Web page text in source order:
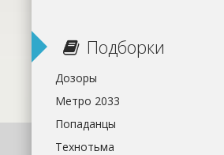
Подборки
Дозоры
Метро 2033
Попаданцы
Технотьма